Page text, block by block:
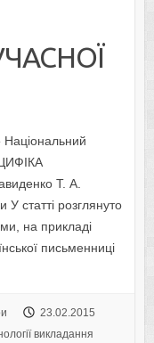
Т. А.
У статті розглянуто
на прикладі
письменниці
23.02.2015
викладання